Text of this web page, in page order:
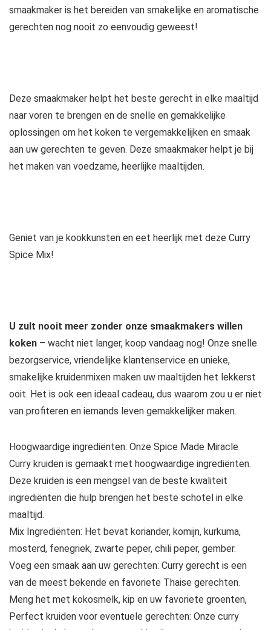
smaakmaker is het bereiden van smakelijke en aromatische
gerechten nog nooit zo eenvoudig geweest!
Deze smaakmaker helpt het beste gerecht in elke maaltijd
naar voren te brengen en de snelle en gemakkelijke
oplossingen om het koken te vergemakkelijken en smaak
aan uw gerechten te geven. Deze smaakmaker helpt je bij
het maken van voedzame, heerlijke maaltijden.
Geniet van je kookkunsten en eet heerlijk met deze Curry
Spice Mix!
U zult nooit meer zonder onze smaakmakers willen
koken – wacht niet langer, koop vandaag nog! Onze snelle
bezorgservice, vriendelijke klantenservice en unieke,
smakelijke kruidenmixen maken uw maaltijden het lekkerst
ooit. Het is ook een ideaal cadeau, dus waarom zou u er niet
van profiteren en iemands leven gemakkelijker maken.
Hoogwaardige ingrediënten: Onze Spice Made Miracle
Curry kruiden is gemaakt met hoogwaardige ingrediënten.
Deze kruiden is een mengsel van de beste kwaliteit
ingrediënten die hulp brengen het beste schotel in elke
maaltijd.
Mix Ingrediënten: Het bevat koriander, komijn, kurkuma,
mosterd, fenegriek, zwarte peper, chili peper, gember.
Voeg een smaak aan uw gerechten: Curry gerecht is een
van de meest bekende en favoriete Thaise gerechten.
Meng het met kokosmelk, kip en uw favoriete groenten,
Perfect kruiden voor eventuele gerechten: Onze curry